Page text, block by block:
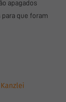
apagados
que foram